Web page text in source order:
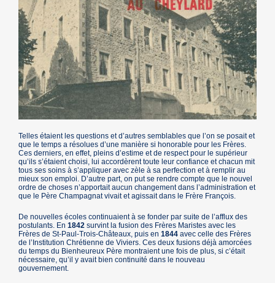
Telles étaient les questions et d’autres semblables que l’on se posait et
que le temps a résolues d’une manière si honorable pour les Frères.
Ces derniers, en effet, pleins d’estime et de respect pour le supérieur
qu’ils s’étaient choisi, lui accordèrent toute leur confiance et chacun mit
tous ses soins à s’appliquer avec zèle à sa perfection et à remplir au
mieux son emploi. D’autre part, on put se rendre compte que le nouvel
ordre de choses n’apportait aucun changement dans l’administration et
que le Père Champagnat vivait et agissait dans le Frère François.
De nouvelles écoles continuaient à se fonder par suite de l’afflux des
postulants. En1842 survint la fusion des Frères Maristes avec les
Frères de St-Paul-Trois-Châteaux, puis en1844 avec celle des Frères
de l’Institution Chrétienne de Viviers. Ces deux fusions déjà amorcées
du temps du Bienheureux Père montraient une fois de plus, si c’était
nécessaire, qu’il y avait bien continuité dans le nouveau
gouvernement.